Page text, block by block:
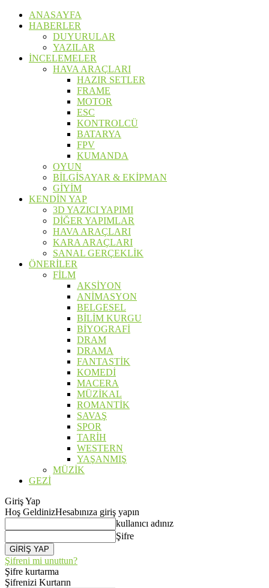
ANASAYFA
HABERLER
DUYURULAR
YAZILAR
İNCELEMELER
HAVA ARAÇLARI
HAZIR SETLER
FRAME
MOTOR
ESC
KONTROLCÜ
BATARYA
FPV
KUMANDA
OYUN
BİLGİSAYAR & EKİPMAN
GİYİM
KENDİN YAP
3D YAZICI YAPIMI
DİĞER YAPIMLAR
HAVA ARAÇLARI
KARA ARAÇLARI
SANAL GERÇEKLİK
ÖNERİLER
FİLM
AKSİYON
ANİMASYON
BELGESEL
BİLİM KURGU
BİYOGRAFİ
DRAM
DRAMA
FANTASTİK
KOMEDİ
MACERA
MÜZİKAL
ROMANTİK
SAVAŞ
SPOR
TARİH
WESTERN
YAŞANMIŞ
MÜZİK
GEZİ
Giriş Yap
Hoş GeldinizHesabınıza giriş yapın
kullanıcı adınız
Şifre
Şifreni mi unuttun?
Şifre kurtarma
Şifrenizi Kurtarın